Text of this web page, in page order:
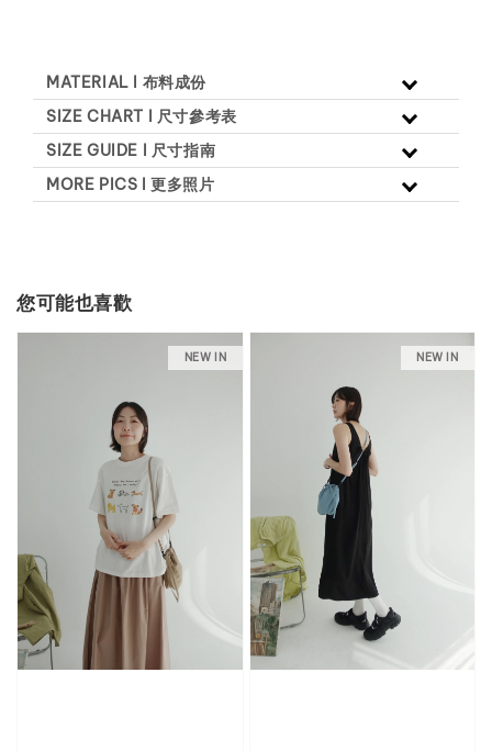
MATERIAL l 布料成份
SIZE CHART l 尺寸參考表
SIZE GUIDE l 尺寸指南
MORE PICS l 更多照片
您可能也喜歡
NEW IN NEW IN